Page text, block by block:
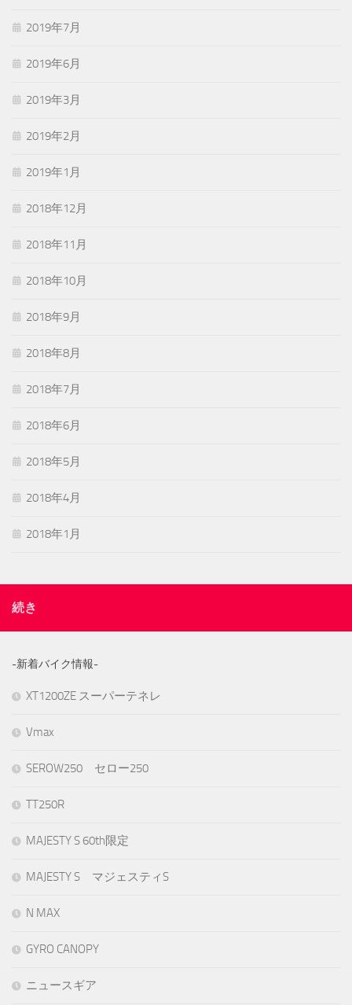
2019年7月
2019年6月
2019年3月
2019年2月
2019年1月
2018年12月
2018年11月
2018年10月
2018年9月
2018年8月
2018年7月
2018年6月
2018年5月
2018年4月
2018年1月
続き
-新着バイク情報-
XT1200ZE スーパーテネレ
Vmax
SEROW250 セロー250
TT250R
MAJESTY S 60th限定
MAJESTY S マジェスティS
N MAX
GYRO CANOPY
ニュースギア